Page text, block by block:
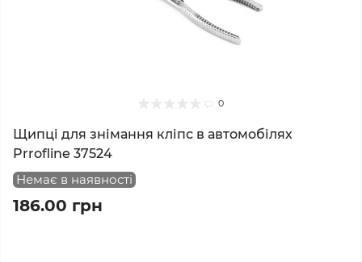
0
Щипці для знімання кліпс в автомобілях
Prrofline 37524
Немає в наявності
186.00 грн